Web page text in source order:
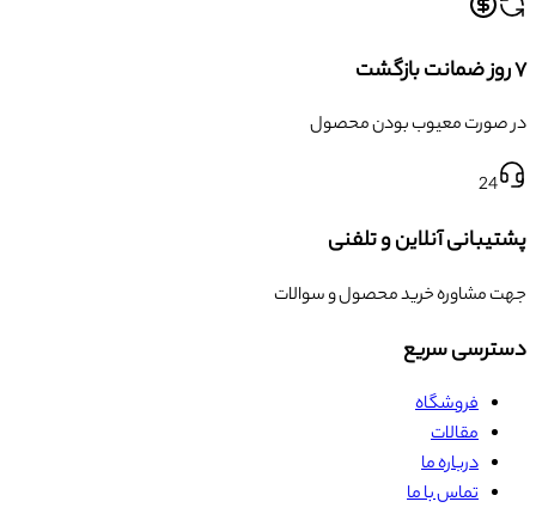
۷ روز ضمانت بازگشت
در صورت معیوب بودن محصول
24
پشتیبانی آنلاین و تلفنی
جهت مشاوره خرید محصول و سوالات
دسترسی سریع
فروشگاه
مقالات
درباره ما
تماس با ما